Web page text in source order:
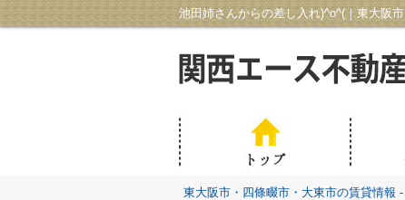
池田姉さんからの差し入れ)^o^(｜東大阪
東大阪市・四條畷市・大東市の賃貸情報